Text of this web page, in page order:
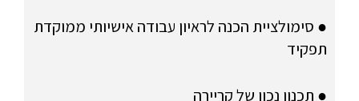
● סימולציית הכנה לראיון עבודה אישיותי ממוקדת
תפקיד
● תכנון נכון של קריירה